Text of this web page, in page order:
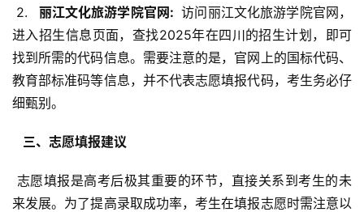
2.
  丽江文化旅游学院官网:
访问丽江文化旅游学院官网，
进入招生信息页面，查找2025年在四川的招生计划，即可
找到所需的代码信息。需要注意的是，官网上的国标代码、
教育部标准码等信息，并不代表志愿填报代码，考生务必仔
细甄别。
  三、志愿填报建议
来发展。为了提高录取成功率，考生在填报志愿时需注意以